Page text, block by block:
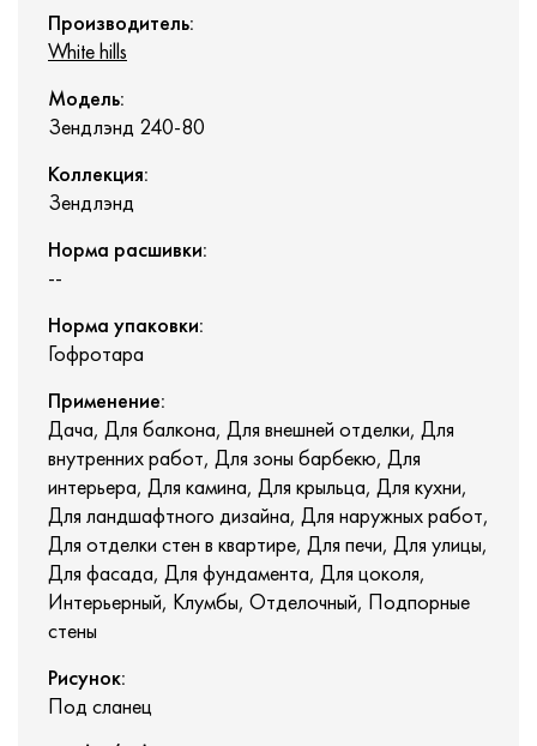
Производитель:
White hills
Модель:
Зендлэнд 240-80
Коллекция:
Зендлэнд
Норма расшивки:
--
Норма упаковки:
Гофротара
Применение:
Дача, Для балкона, Для внешней отделки, Для
внутренних работ, Для зоны барбекю, Для
интерьера, Для камина, Для крыльца, Для кухни,
Для ландшафтного дизайна, Для наружных работ,
Для отделки стен в квартире, Для печи, Для улицы,
Для фасада, Для фундамента, Для цоколя,
Интерьерный, Клумбы, Отделочный, Подпорные
стены
Рисунок:
Под сланец